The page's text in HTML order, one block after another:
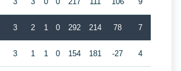
3 2 1 0 292 214 78 7
3 1 1 0 154 181 -27 4